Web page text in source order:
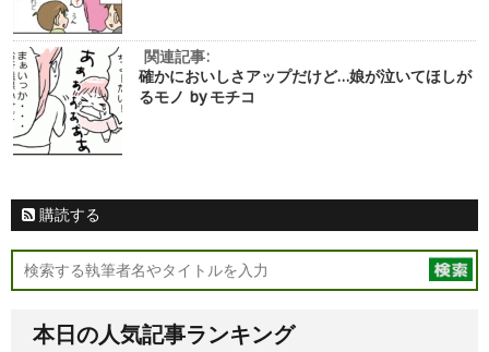
関連記事:
確かにおいしさアップだけど…娘が泣いてほしが
るモノ by モチコ
購読する
本日の人気記事ランキング